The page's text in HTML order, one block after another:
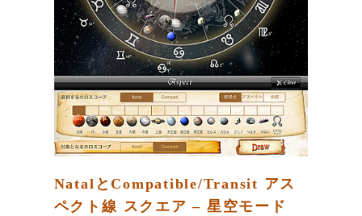
NatalとCompatible/Transit アス
ペクト線 スクエア – 星空モード